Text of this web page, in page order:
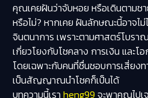
คุณเคยฝันว่าจับหอย หรือเดินตามช
หรือไม่? หากเคย ฝันลักษณะนี้อาจไ
จินตนาการ เพราะตามศาสตร์โบราณ
เกี่ยวโยงกับโชคลาง การเงิน และโ
โดยเฉพาะกับคนที่ชื่นชอบการเสี่ยง
เป็นสัญญาณนำโชคก็เป็นได้
บทความนี้เรา heng99 จะพาคุณไปเ